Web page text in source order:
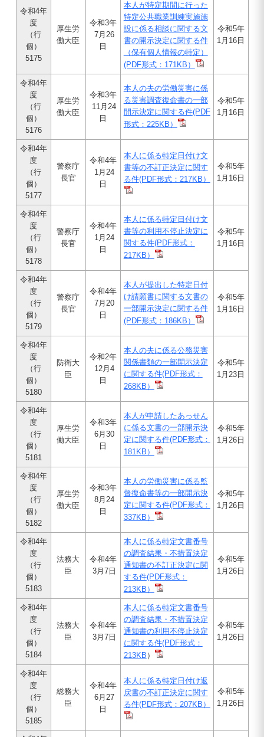
令和4年
度
（行
個）
5175
厚生労
働大臣
令和3年
7月26
日
本人が特定期間に行った
特定公共職業訓練実施施
設に係る相談に関する文
書の開示決定に関する件
（保有個人情報の特定）
(PDF形式：171KB）
令和5年
1月16日
令和4年
度
（行
個）
5176
厚生労
働大臣
令和3年
11月24
日
本人の夫の労働災害に係
る災害調査復命書の一部
開示決定に関する件(PDF
形式：225KB）
令和5年
1月16日
令和4年
度
（行
個）
5177
警察庁
長官
令和4年
1月24
日
本人に係る特定日付け文
書等の不訂正決定に関す
る件(PDF形式：217KB）
令和5年
1月16日
令和4年
度
（行
個）
5178
警察庁
長官
令和4年
1月24
日
本人に係る特定日付け文
書等の利用不停止決定に
関する件(PDF形式：
217KB）
令和5年
1月16日
令和4年
度
（行
個）
5179
警察庁
長官
令和4年
7月20
日
本人が提出した特定日付
け請願書に関する文書の
一部開示決定に関する件
(PDF形式：186KB）
令和5年
1月16日
令和4年
度
（行
個）
5180
防衛大
臣
令和2年
12月4
日
本人の夫に係る公務災害
関係書類の一部開示決定
に関する件(PDF形式：
268KB）
令和5年
1月23日
令和4年
度
（行
個）
5181
厚生労
働大臣
令和3年
6月30
日
本人が申請したあっせん
に係る文書の一部開示決
定に関する件(PDF形式：
181KB）
令和5年
1月26日
令和4年
度
（行
個）
5182
厚生労
働大臣
令和3年
8月24
日
本人の労働災害に係る監
督復命書等の一部開示決
定に関する件(PDF形式：
337KB）
令和5年
1月26日
令和4年
度
（行
個）
5183
法務大
臣
令和4年
3月7日
本人に係る特定文書番号
の調査結果・不措置決定
通知書の不訂正決定に関
する件(PDF形式：
213KB）
令和5年
1月26日
令和4年
度
（行
個）
5184
法務大
臣
令和4年
3月7日
本人に係る特定文書番号
の調査結果・不措置決定
通知書の利用不停止決定
に関する件(PDF形式：
213KB ）
令和5年
1月26日
令和4年
度
（行
個）
5185
総務大
臣
令和4年
6月27
日
本人に係る特定日付け返
戻書の不訂正決定に関す
る件(PDF形式：207KB）
令和5年
1月26日